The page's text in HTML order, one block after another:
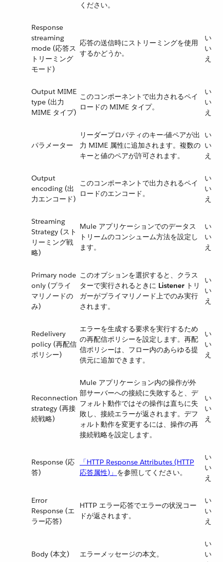
ください。
Response
streaming
mode (応答ス
トリーミング
モード)
応答の送信時にストリーミングを使用
するかどうか。
い
い
え
Output MIME
type (出力
MIME タイプ)
このコンポーネントで出力されるペイ
ロードの MIME タイプ。
い
い
え
パラメーター
リーダープロパティのキー-値ペアが出
力 MIME 属性に追加されます。複数の
キーと値のペアが許可されます。
い
い
え
Output
encoding (出
力エンコード)
このコンポーネントで出力されるペイ
ロードのエンコード。
い
い
え
Streaming
Strategy (スト
リーミング戦
略)
Mule アプリケーションでのデータス
トリームのコンシューム方法を設定し
ます。
い
い
え
Primary node
only (プライ
マリノードの
み)
このオプションを選択すると、クラス
ターで実行されるときに ​ Listener​ トリ
ガーがプライマリノード上でのみ実行
されます。
い
い
え
Redelivery
policy (再配信
ポリシー)
エラーを生成する要求を実行するため
の再配信ポリシーを設定します。再配
信ポリシーは、フロー内のあらゆる提
供元に追加できます。
い
い
え
Reconnection
strategy (再接
続戦略)
Mule アプリケーション内の操作が外
部サーバーへの接続に失敗すると、デ
フォルト動作ではその操作は直ちに失
敗し、接続エラーが返されます。デフ
ォルト動作を変更するには、操作の再
接続戦略を設定します。
い
い
え
Response (応
答)
「HTTP Response Attributes (HTTP
応答属性)」 ​を参照してください。
い
い
え
Error
Response (エ
ラー応答)
HTTP エラー応答でエラーの状況コー
ドが返されます。
い
い
え
Body (本文) エラーメッセージの本文。
い
い